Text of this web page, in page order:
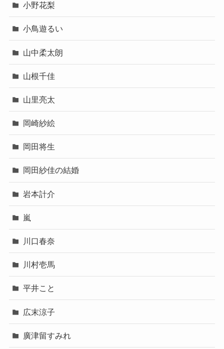
小野花梨
小鳥遊るい
山中柔太朗
山根千佳
山里亮太
岡崎紗絵
岡田将生
岡田紗佳の結婚
岩本計介
嵐
川口春奈
川村壱馬
平井こと
広末涼子
廣津留すみれ